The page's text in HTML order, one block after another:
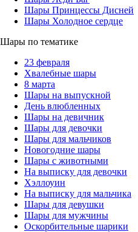
Шары Принцессы Дисней
Шары Холодное сердце
Шары по тематике
23 февраля
Хвалебные шары
8 марта
Шары на выпускной
День влюбленных
Шары на девичник
Шары для девочки
Шары для мальчиков
Новогодние шары
Шары с животными
На выписку для девочки
Хэллоуин
На выписку для мальчика
Шары для девушки
Шары для мужчины
Оскорбительные шарики